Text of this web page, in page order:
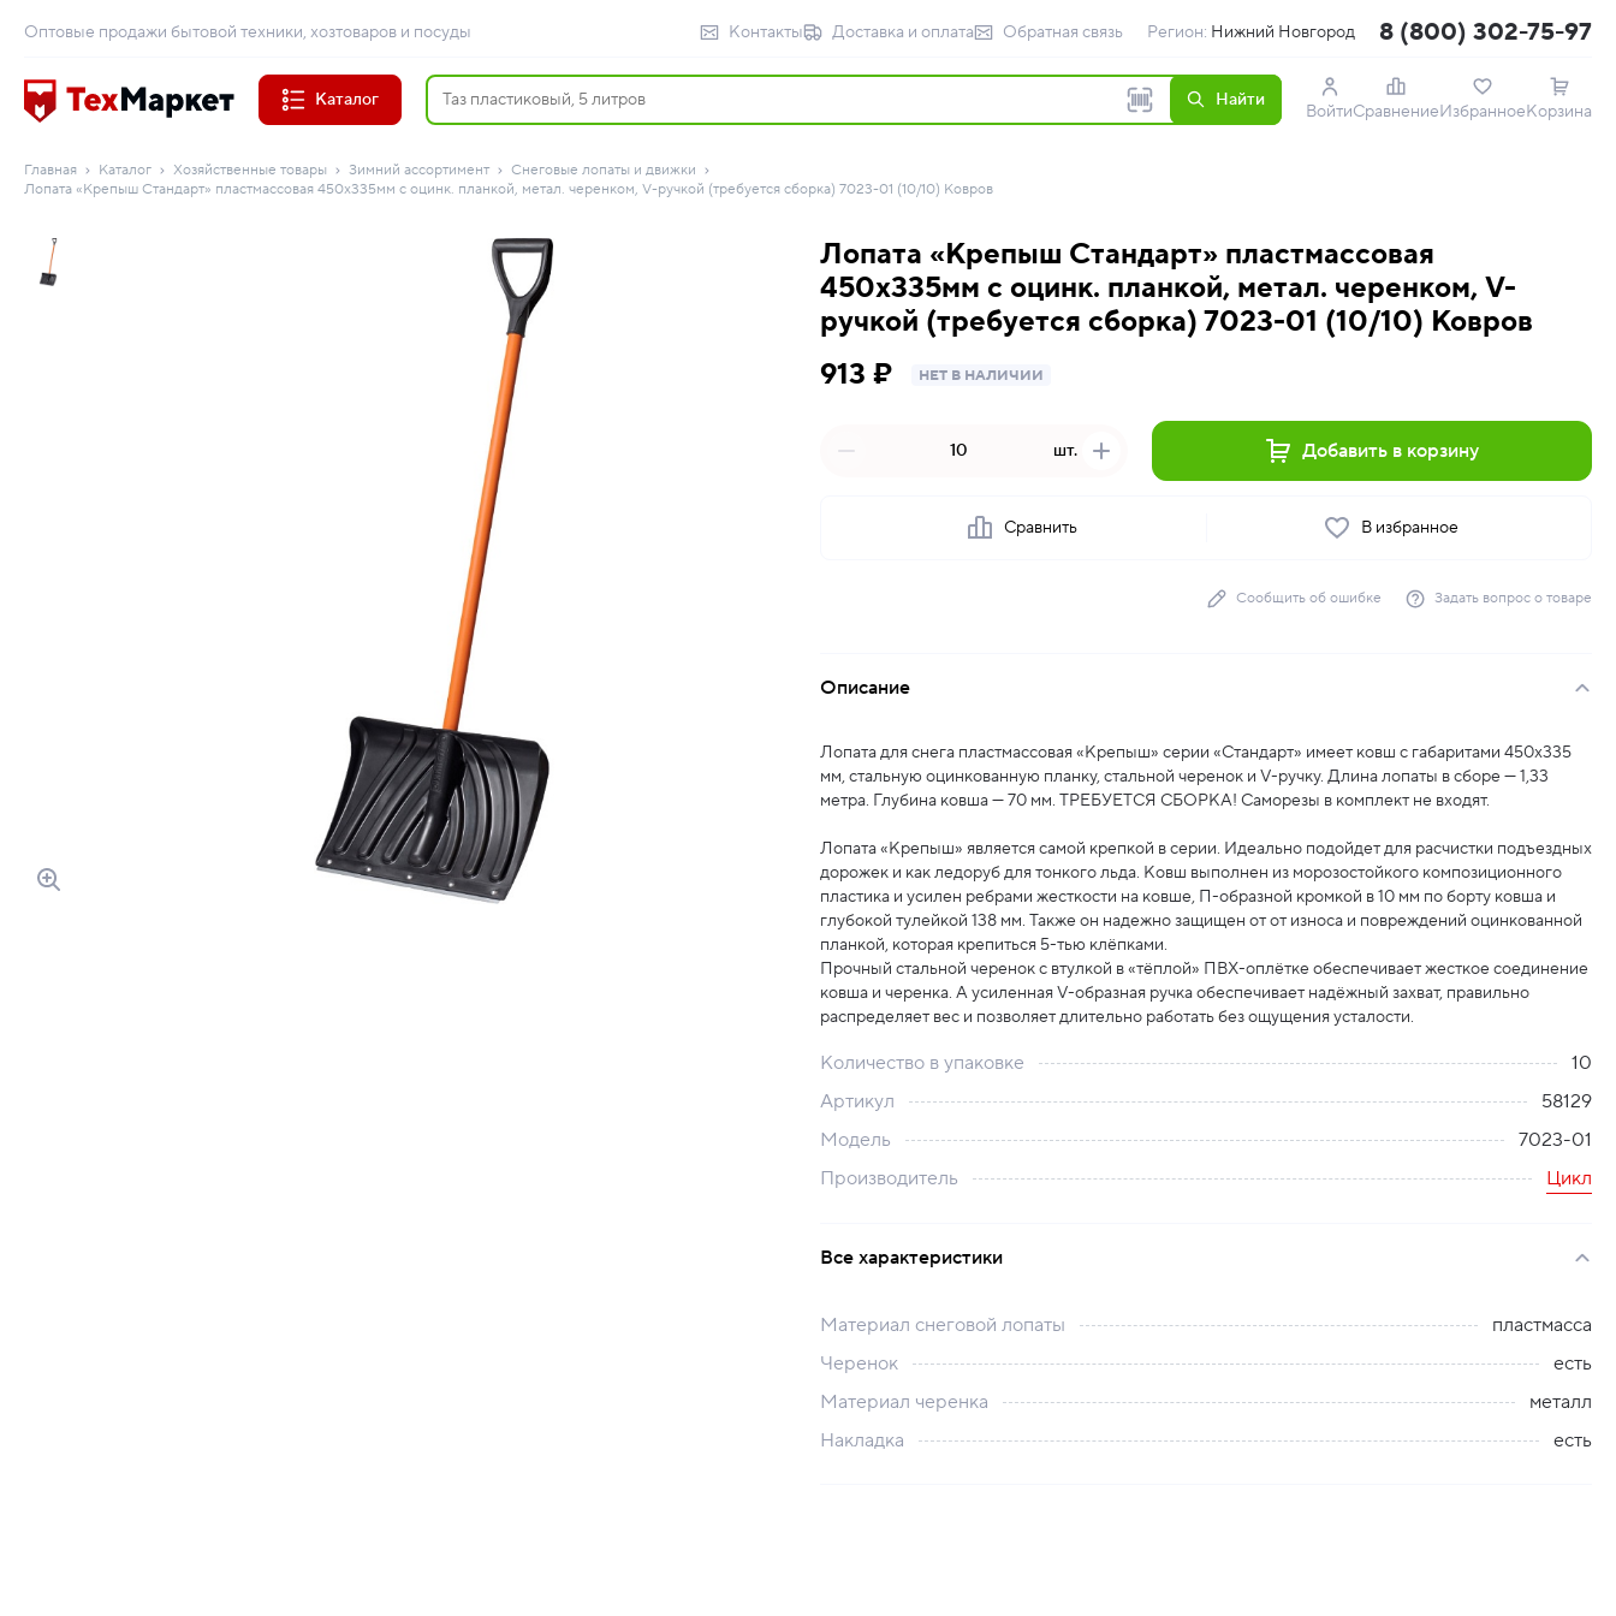
Оптовые продажи бытовой техники, хозтоваров и посуды Контакты Доставка и оплата Обратная связь Регион: Нижний Новгород 8 (800) 302-75-97
Каталог Найти
ВойтиСравнениеИзбранноеКорзина
Главная Каталог Хозяйственные товары Зимний ассортимент
Снеговые лопаты и движки
Лопата «Крепыш Стандарт» пластмассовая 450х335мм с оцинк. планкой, метал. черенком, V-ручкой (требуется сборка) 7023-01 (10/10) Ковров
Лопата «Крепыш Стандарт» пластмассовая
450х335мм с оцинк. планкой, метал. черенком, V-
ручкой (требуется сборка) 7023-01 (10/10) Ковров
913 ₽
НЕТ В НАЛИЧИИ
шт. Добавить в корзину
Сравнить В избранное
Сообщить об ошибке Задать вопрос о товаре
Описание
Лопата для снега пластмассовая «Крепыш» серии «Стандарт» имеет ковш с габаритами 450х335
мм, стальную оцинкованную планку, стальной черенок и V-ручку. Длина лопаты в сборе — 1,33
метра. Глубина ковша — 70 мм. ТРЕБУЕТСЯ СБОРКА! Саморезы в комплект не входят.
Лопата «Крепыш» является самой крепкой в серии. Идеально подойдет для расчистки подъездных
дорожек и как ледоруб для тонкого льда. Ковш выполнен из морозостойкого композиционного
пластика и усилен ребрами жесткости на ковше, П-образной кромкой в 10 мм по борту ковша и
глубокой тулейкой 138 мм. Также он надежно защищен от от износа и повреждений оцинкованной
планкой, которая крепиться 5-тью клёпками.
Прочный стальной черенок с втулкой в «тёплой» ПВХ-оплётке обеспечивает жесткое соединение
ковша и черенка. А усиленная V-образная ручка обеспечивает надёжный захват, правильно
распределяет вес и позволяет длительно работать без ощущения усталости.
Количество в упаковке
10
Артикул
58129
Модель
7023-01
Производитель
Цикл
Все характеристики
Материал снеговой лопаты
пластмасса
Черенок
есть
Материал черенка
металл
Накладка
есть